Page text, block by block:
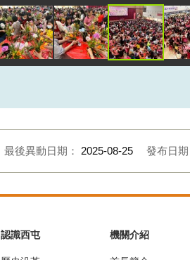
最後異動日期： 2025-08-25 發布日期
認識西屯 機關介紹